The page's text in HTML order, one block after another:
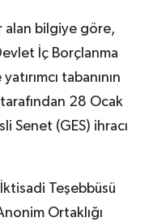
alan bilgiye göre,
İç Borçlanma
tabanının
28 Ocak
Senet (GES) ihracı
Teşebbüsü
Ortaklığı